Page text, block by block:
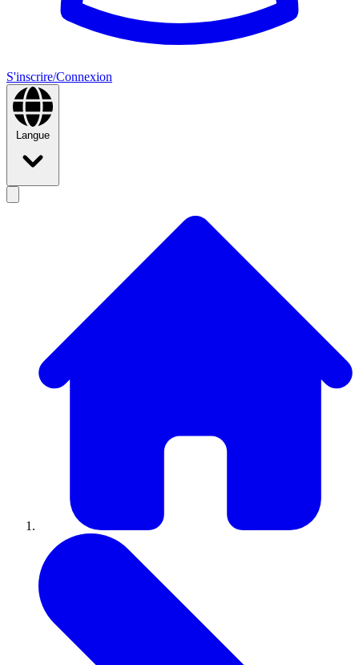
S'inscrire/Connexion
Langue